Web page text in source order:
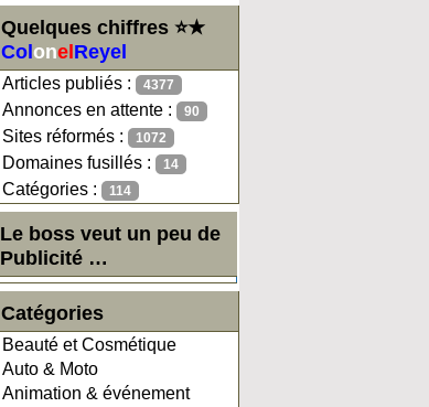
Quelques chiffres ⭐★
Col onel Reyel
Articles publiés : 4377
Annonces en attente : 90
Sites réformés : 1072
Domaines fusillés : 14
Catégories : 114
Le boss veut un peu de
Publicité …
Catégories
Beauté et Cosmétique
Auto & Moto
Animation & événement